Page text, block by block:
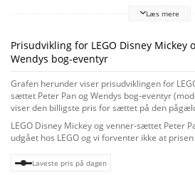
piratskib, 3 LEGO mikrodukkefigurer, en
kan zoome ind på og dreje modeller i 3D,
deres fremskridt. Fantasifuld leg hvor som
Børn får masser af kreative legemuligheder
og er fyldt med historiestartere, der
karakterer
Det kreative sæt får børn hurtigt i gang med at
mikrodukkefigurer – Peter Pan, Wendy og
hundefigur af Nana. Eventyrbogen gør det
Læs mere
Prisudvikling for LEGO Disney Mickey
Wendys bog-eventyr
Grafen herunder viser prisudviklingen for
sættet Peter Pan og Wendys bog-eventyr
viser den billigste pris for sættet på den
LEGO Disney Mickey og venner-sættet Peter
udgået hos LEGO og vi forventer ikke at
Laveste pris på dagen